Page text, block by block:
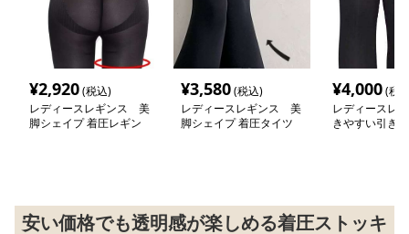
¥2,920(税込)
レディースレギンス 美
脚シェイプ 着圧レギン
¥3,580(税込)
レディースレギンス 美
脚シェイプ 着圧タイツ
¥4,000(税
レディースレ
きやすい引き
安い価格でも透明感が楽しめる着圧ストッキ